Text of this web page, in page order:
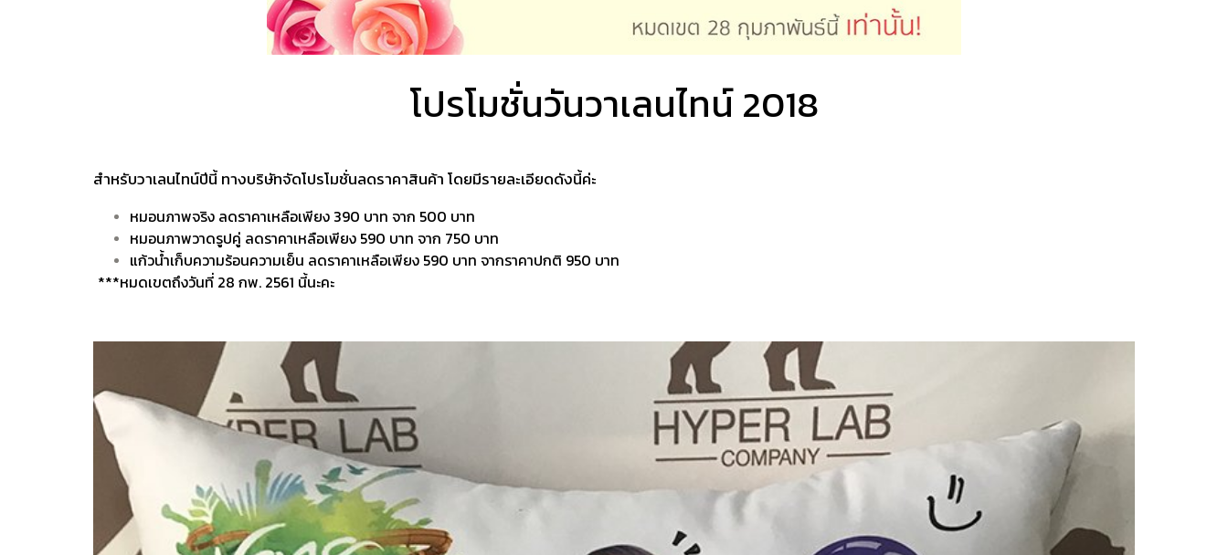
โปรโมชั่นวันวาเลนไทน์ 2018
สำหรับวาเลนไทน์ปีนี้ ทางบริษัทจัดโปรโมชั่นลดราคาสินค้า โดยมีรายละเอียดดังนี้ค่ะ
หมอนภาพจริง ลดราคาเหลือเพียง 390 บาท จาก 500 บาท
หมอนภาพวาดรูปคู่ ลดราคาเหลือเพียง 590 บาท จาก 750 บาท
แก้วน้ำเก็บความร้อนความเย็น ลดราคาเหลือเพียง 590 บาท จากราคาปกติ 950 บาท
***หมดเขตถึงวันที่ 28 กพ. 2561 นี้นะคะ